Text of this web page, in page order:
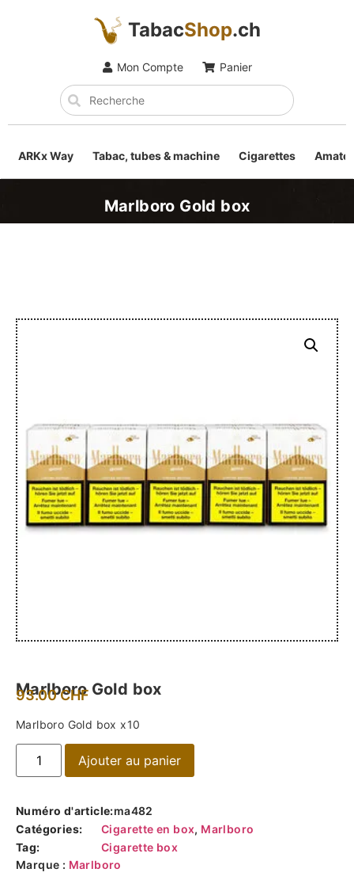
TabacShop.ch
Mon Compte Panier
ARKx Way Tabac, tubes & machine Cigarettes
Marlboro Gold box
Marlboro Gold box
93.00CHF
Marlboro Gold box x10
Ajouter au panier
Numéro d'article:ma482
Catégories:
Cigarette en box, Marlboro
Tag:
Cigarette box
Marque : Marlboro